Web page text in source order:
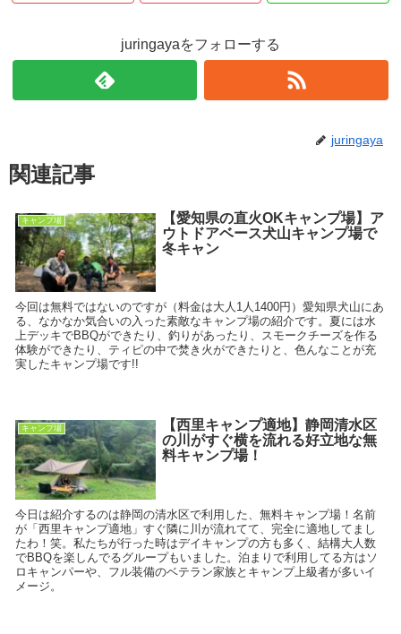
juringayaをフォローする
juringaya
関連記事
キャンプ場
【愛知県の直火OKキャンプ場】ア
ウトドアベース犬山キャンプ場で
冬キャン
今回は無料ではないのですが（料金は大人1人1400円）愛知県犬山にあ
る、なかなか気合いの入った素敵なキャンプ場の紹介です。夏には水
上デッキでBBQができたり、釣りがあったり、スモークチーズを作る
体験ができたり、ティピの中で焚き火ができたりと、色んなことが充
実したキャンプ場です!!
キャンプ場
【西里キャンプ適地】静岡清水区
の川がすぐ横を流れる好立地な無
料キャンプ場！
今日は紹介するのは静岡の清水区で利用した、無料キャンプ場！名前
が「西里キャンプ適地」すぐ隣に川が流れてて、完全に適地してまし
たわ！笑。私たちが行った時はデイキャンプの方も多く、結構大人数
でBBQを楽しんでるグループもいました。泊まりで利用してる方はソ
ロキャンパーや、フル装備のベテラン家族とキャンプ上級者が多いイ
メージ。